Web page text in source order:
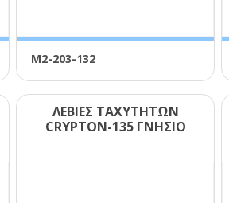
Μ2-203-132
ΛΕΒΙΕΣ ΤΑΧΥΤΗΤΩΝ
CRΥΡΤΟΝ-135 ΓΝΗΣΙΟ